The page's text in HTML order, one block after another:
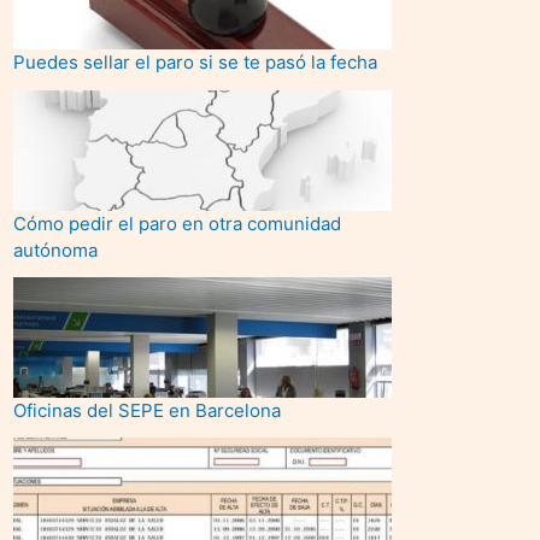
Puedes sellar el paro si se te pasó la fecha
Cómo pedir el paro en otra comunidad
autónoma
Oficinas del SEPE en Barcelona